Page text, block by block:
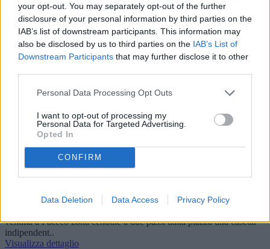
your opt-out. You may separately opt-out of the further
disclosure of your personal information by third parties on the
IAB’s list of downstream participants. This information may
also be disclosed by us to third parties on the IAB’s List of
Downstream Participants that may further disclose it to other
Personal Data Processing Opt Outs
I want to opt-out of processing my
Personal Data for Targeted Advertising.
Opted In
CONFIRM
Data Deletion Data Access Privacy Policy
zona caserma
Trapani
Appartamento
Cinque locali
di 200 mq ca.
Vendesi a
vendita un'interessante opportunità immobiliare situata al secondo
Visualizza dettaglio
Periferia
Casa indipendente
Trilocale
vendita a Paceco zona centrale a due passi dalla piazza una casetta
indipendent..
Visualizza dettaglio